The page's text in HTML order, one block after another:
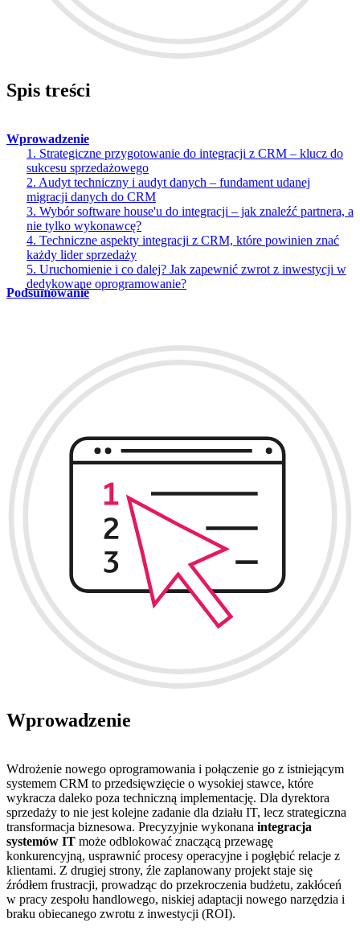
Spis treści
Wprowadzenie
1. Strategiczne przygotowanie do integracji z CRM – klucz do
sukcesu sprzedażowego
2. Audyt techniczny i audyt danych – fundament udanej
migracji danych do CRM
3. Wybór software house'u do integracji – jak znaleźć partnera, a
nie tylko wykonawcę?
4. Techniczne aspekty integracji z CRM, które powinien znać
każdy lider sprzedaży
5. Uruchomienie i co dalej? Jak zapewnić zwrot z inwestycji w
dedykowane oprogramowanie?
Podsumowanie
Wprowadzenie
Wdrożenie nowego oprogramowania i połączenie go z istniejącym
systemem CRM to przedsięwzięcie o wysokiej stawce, które
wykracza daleko poza techniczną implementację. Dla dyrektora
sprzedaży to nie jest kolejne zadanie dla działu IT, lecz strategiczna
transformacja biznesowa. Precyzyjnie wykonana integracja
systemów IT może odblokować znaczącą przewagę
konkurencyjną, usprawnić procesy operacyjne i pogłębić relacje z
klientami. Z drugiej strony, źle zaplanowany projekt staje się
źródłem frustracji, prowadząc do przekroczenia budżetu, zakłóceń
w pracy zespołu handlowego, niskiej adaptacji nowego narzędzia i
braku obiecanego zwrotu z inwestycji (ROI).